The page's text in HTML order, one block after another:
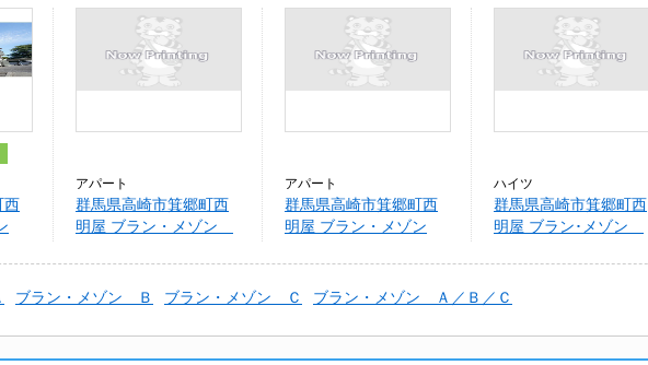
西
アパート
群馬県高崎市箕郷町西
明屋 ブラン・メゾン
アパート
群馬県高崎市箕郷町西
明屋 ブラン・メゾン
ハイツ
群馬県高崎市箕郷町西
明屋 ブラン･メゾン
屋）101014419
ブラン・メゾン Ｂ ブラン・メゾン Ｃ ブラン・メゾン Ａ／Ｂ／Ｃ